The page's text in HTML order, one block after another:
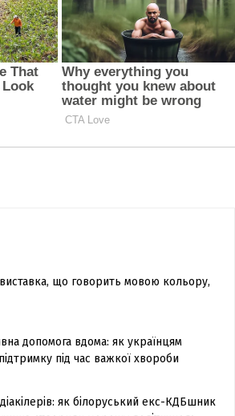
виставка, що говорить мовою кольору,
допомога вдома: як українцям
під час важкої хвороби
як білоруський екс-КДБшник